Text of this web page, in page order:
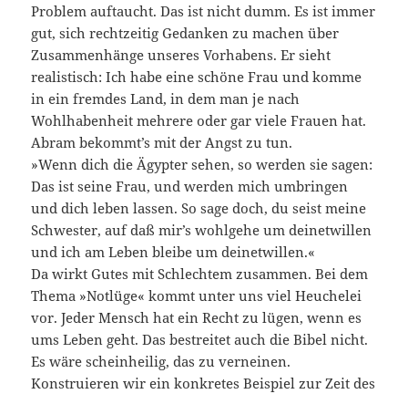
Problem auftaucht. Das ist nicht dumm. Es ist immer
gut, sich rechtzeitig Gedanken zu machen über
Zusammenhänge unseres Vorhabens. Er sieht
realistisch: Ich habe eine schöne Frau und komme
in ein fremdes Land, in dem man je nach
Wohlhabenheit mehrere oder gar viele Frauen hat.
Abram bekommt’s mit der Angst zu tun.
»Wenn dich die Ägypter sehen, so werden sie sagen:
Das ist seine Frau, und werden mich umbringen
und dich leben lassen. So sage doch, du seist meine
Schwester, auf daß mir’s wohlgehe um deinetwillen
und ich am Leben bleibe um deinetwillen.«
Da wirkt Gutes mit Schlechtem zusammen. Bei dem
Thema »Notlüge« kommt unter uns viel Heuchelei
vor. Jeder Mensch hat ein Recht zu lügen, wenn es
ums Leben geht. Das bestreitet auch die Bibel nicht.
Es wäre scheinheilig, das zu verneinen.
Konstruieren wir ein konkretes Beispiel zur Zeit des